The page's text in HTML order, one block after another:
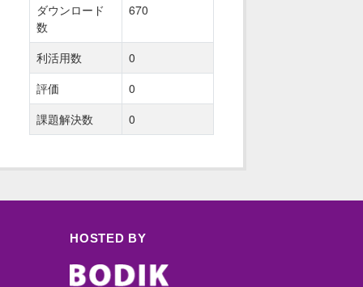
ダウンロード
数
670
利活用数
0
評価
0
課題解決数
0
HOSTED BY